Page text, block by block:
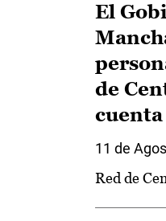
El
de
cuenta
11 de
Red de